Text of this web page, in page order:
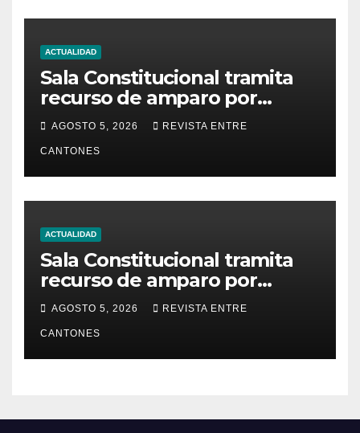
ACTUALIDAD
Sala Constitucional tramita
recurso de amparo por
presunta falta de respuesta
en relación con los
fundamentos técnicos del
examen de incorporación al
Colegio de Abogados
AGOSTO 5, 2026 REVISTA ENTRE
CANTONES
ACTUALIDAD
Sala Constitucional tramita
recurso de amparo por
presunta falta de respuesta
en relación con los
fundamentos técnicos del
examen de incorporación al
AGOSTO 5, 2026 REVISTA ENTRE
CANTONES